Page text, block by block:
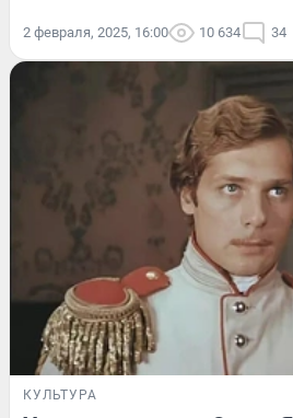
2 февраля, 2025, 16:00 10 634 34
КУЛЬТУРА